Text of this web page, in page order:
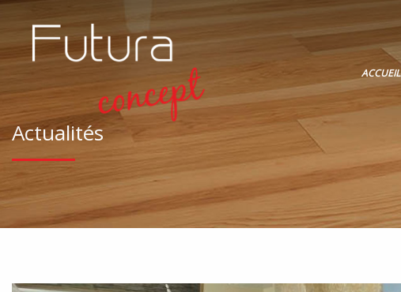
ACCUEIL
Actualités